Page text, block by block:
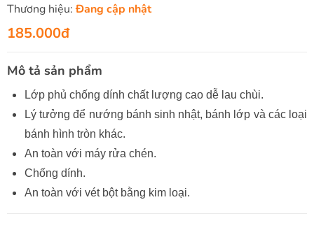
Thương hiệu: Đang cập nhật
185.000đ
Mô tả sản phẩm
Lớp phủ chống dính chất lượng cao dễ lau chùi.
Lý tưởng để nướng bánh sinh nhật, bánh lớp và các loại
bánh hình tròn khác.
An toàn với máy rửa chén.
Chống dính.
An toàn với vét bột bằng kim loại.